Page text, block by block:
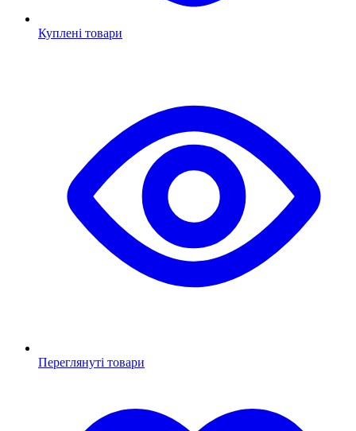
Куплені товари
Переглянуті товари